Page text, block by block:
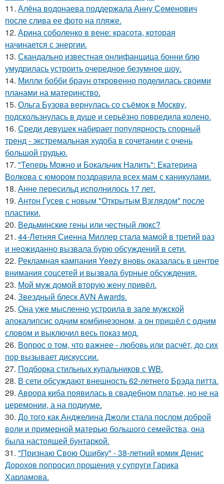
11. Алёна водонаева поддержала Анну Семенович
после слива ее фото на пляже.
12. Арина соболенко в вене: красота, которая
начинается с энергии.
13. Скандально известная онлифанщица бонни блю
умудрилась устроить очередное безумное шоу.
14. Милли бобби браун откровенно поделилась своими
планами на материнство.
15. Ольга Бузова вернулась со съёмок в Москву,
подскользнулась в душе и серьёзно повредила колено.
16. Среди девушек набирает популярность спорный
тренд - экстремальная худоба в сочетании с очень
большой грудью.
17. "Теперь Можно и Бокальчик Налить": Екатерина
Волкова с юмором поздравила всех мам с каникулами.
18. Анне пересильд исполнилось 17 лет.
19. Антон Гусев с новым "Открытым Взглядом" после
пластики.
20. Ведьминские гены или честный люкс?
21. 44-Летняя Сиенна Миллер стала мамой в третий раз
и неожиданно вызвала бурю обсуждений в сети.
22. Рекламная кампания Yeezy вновь оказалась в центре
внимания соцсетей и вызвала бурные обсуждения.
23. Мой муж домой вторую жену привёл.
24. Звездный блеск AVN Awards.
25. Она уже мысленно устроила в зале мужской
апокалипсис одним комбинезоном, а он пришёл с одним
словом и выключил весь показ мод.
26. Вопрос о том, что важнее - любовь или расчёт, до сих
пор вызывает дискуссии.
27. Подборка стильных купальников с WB.
28. В сети обсуждают внешность 62-летнего Брэда питта.
29. Аврора киба появилась в свадебном платье, но не на
церемонии, а на подиуме.
30. До того как Анджелина Джоли стала послом доброй
воли и примерной матерью большого семейства, она
была настоящей бунтаркой.
31. "Признаю Свою Ошибку" - 38-летний комик Денис
Дорохов попросил прощения у супруги Гарика
Харламова.